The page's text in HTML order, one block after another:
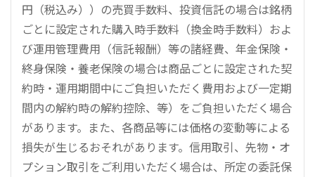
円（税込み））の売買手数料、投資信託の場合は銘柄
ごとに設定された購入時手数料（換金時手数料）およ
び運用管理費用（信託報酬）等の諸経費、年金保険・
終身保険・養老保険の場合は商品ごとに設定された契
約時・運用期間中にご負担いただく費用および一定期
間内の解約時の解約控除、等）をご負担いただく場合
があります。また、各商品等には価格の変動等による
損失が生じるおそれがあります。信用取引、先物・オ
プション取引をご利用いただく場合は、所定の委託保